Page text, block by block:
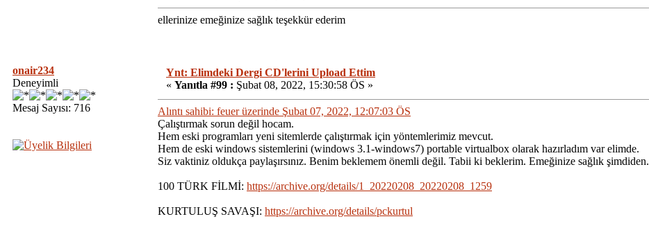
ellerinize emeğinize sağlık teşekkür ederim
onair234
Deneyimli
Mesaj Sayısı: 716
Ynt: Elimdeki Dergi CD'lerini Upload Ettim
« Yanıtla #99 : Şubat 08, 2022, 15:30:58 ÖS »
Alıntı sahibi: feuer üzerinde Şubat 07, 2022, 12:07:03 ÖS
Çalıştırmak sorun değil hocam.
Hem eski programları yeni sitemlerde çalıştırmak için yöntemlerimiz mevcut.
Hem de eski windows sistemlerini (windows 3.1-windows7) portable virtualbox olarak hazırladım var elimde.
Siz vaktiniz oldukça paylaşırsınız. Benim beklemem önemli değil. Tabii ki beklerim. Emeğinize sağlık şimdiden.
100 TÜRK FİLMİ: https://archive.org/details/1_20220208_20220208_1259
KURTULUŞ SAVAŞI: https://archive.org/details/pckurtul